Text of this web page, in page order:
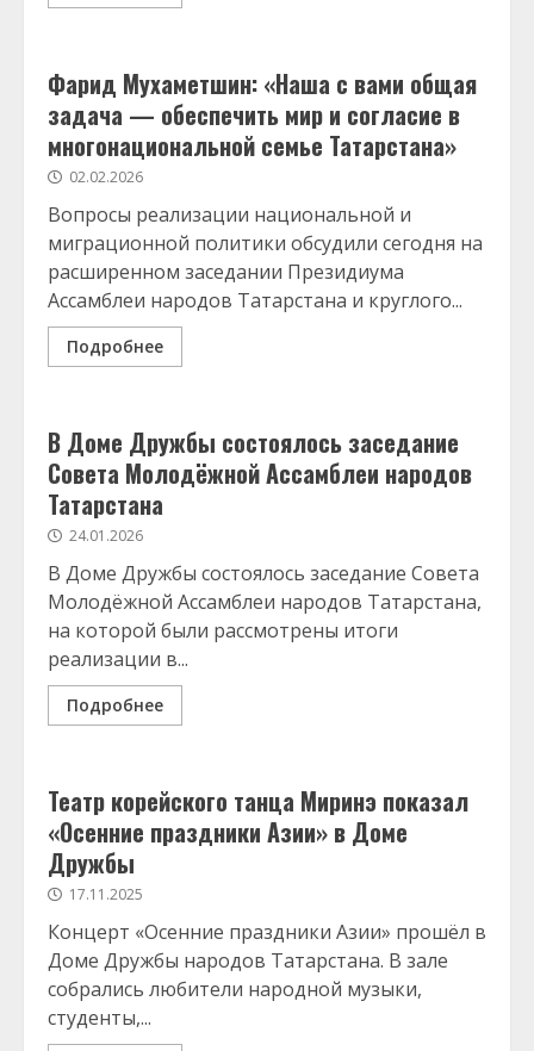
Фарид Мухаметшин: «Наша с вами общая
задача — обеспечить мир и согласие в
многонациональной семье Татарстана»
02.02.2026
Вопросы реализации национальной и
миграционной политики обсудили сегодня на
расширенном заседании Президиума
Ассамблеи народов Татарстана и круглого...
Подробнее
В Доме Дружбы состоялось заседание
Совета Молодёжной Ассамблеи народов
Татарстана
24.01.2026
В Доме Дружбы состоялось заседание Совета
Молодёжной Ассамблеи народов Татарстана,
на которой были рассмотрены итоги
реализации в...
Подробнее
Театр корейского танца Миринэ показал
«Осенние праздники Азии» в Доме
Дружбы
17.11.2025
Концерт «Осенние праздники Азии» прошёл в
Доме Дружбы народов Татарстана. В зале
собрались любители народной музыки,
студенты,...